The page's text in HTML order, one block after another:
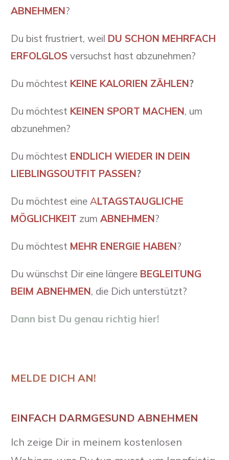
ABNEHMEN?
Du bist frustriert, weil DU SCHON MEHRFACH
ERFOLGLOS versuchst hast abzunehmen?
Du möchtest KEINE KALORIEN ZÄHLEN?
Du möchtest KEINEN SPORT MACHEN, um
abzunehmen?
Du möchtest ENDLICH WIEDER IN DEIN
LIEBLINGSOUTFIT PASSEN?
Du möchtest eine ALTAGSTAUGLICHE
MÖGLICHKEIT zum ABNEHMEN?
Du möchtest MEHR ENERGIE HABEN?
Du wünschst Dir eine längere BEGLEITUNG
BEIM ABNEHMEN, die Dich unterstützt?
Dann bist Du genau richtig hier!
MELDE DICH AN!
EINFACH DARMGESUND ABNEHMEN
Ich zeige Dir in meinem kostenlosen